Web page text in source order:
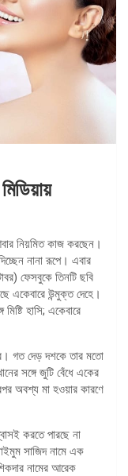
নিয়মিত কাজ করছেন।
নানা রূপে। এবার
ফেসবুকে তিনটি ছবি
একেবারে উন্মুক্ত দেহে।
হাসি; একেবারে
গত দেড় দশকে তার মতো
সঙ্গে জুটি বেঁধে একের
অবশ্য মা হওয়ার কারণে
করতে পারছে না
সাজিদ নামে এক
নামের আরেক